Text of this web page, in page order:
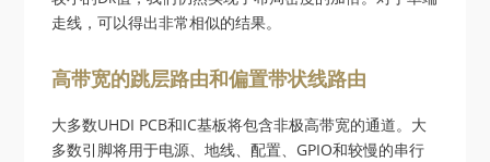
走线，可以得出非常相似的结果。
高带宽的跳层路由和偏置带状线路由
大多数UHDI PCB和IC基板将包含非极高带宽的通道。大
多数引脚将用于电源、地线、配置、GPIO和较慢的串行